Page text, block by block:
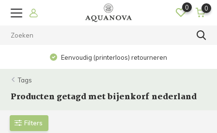
0 0
Eenvoudig (printerloos) retourneren
Tags
Producten getagd met bijenkorf nederland
Filters